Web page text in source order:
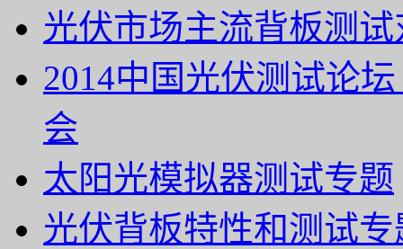
光伏市场主流背板测
2014中国光伏测试论
会
太阳光模拟器测试专题
光伏背板特性和测试专